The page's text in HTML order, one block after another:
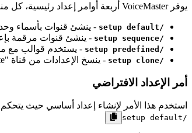
يوفر VoiceMaster أربعة أوامر إعداد رئيسية، كل منها يتوافق مع أنواع الإعداد التي ناقشناها:
/setup default - ينشئ قنوات بأسماء
/setup sequence - ينشئ قنوات مرقمة
/setup predefined - يستخدم قوالب مع
/setup clone - ينسخ الإعدادات من قناة "Join to Create" الخاصة بك
أمر الإعداد الافتراضي
استخدم هذا الأمر لإنشاء إعداد أساسي حيث
/setup default